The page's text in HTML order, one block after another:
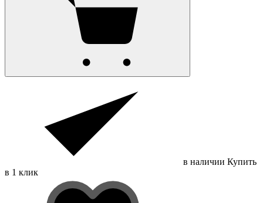
в наличии Купить
в 1 клик